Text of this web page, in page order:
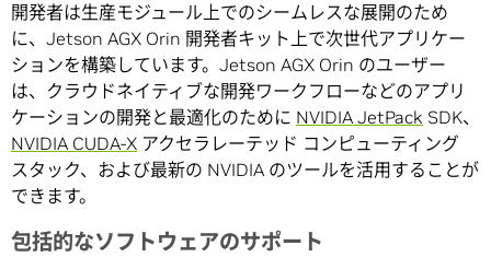
開発者は生産モジュール上でのシームレスな展開のため
に、Jetson AGX Orin 開発者キット上で次世代アプリケー
ションを構築しています。Jetson AGX Orin のユーザー
は、クラウドネイティブな開発ワークフローなどのアプリ
ケーションの開発と最適化のために NVIDIA JetPack SDK、
NVIDIA CUDA-X アクセラレーテッド コンピューティング
スタック、および最新の NVIDIA のツールを活用することが
できます。
包括的なソフトウェアのサポート